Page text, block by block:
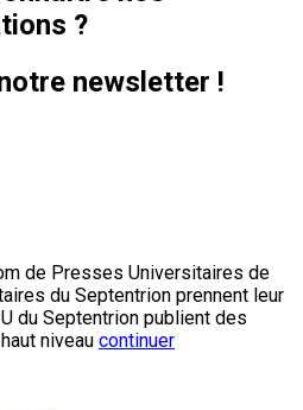
?
newsletter !
de Presses Universitaires de
du Septentrion prennent leur
du Septentrion publient des
niveau continuer